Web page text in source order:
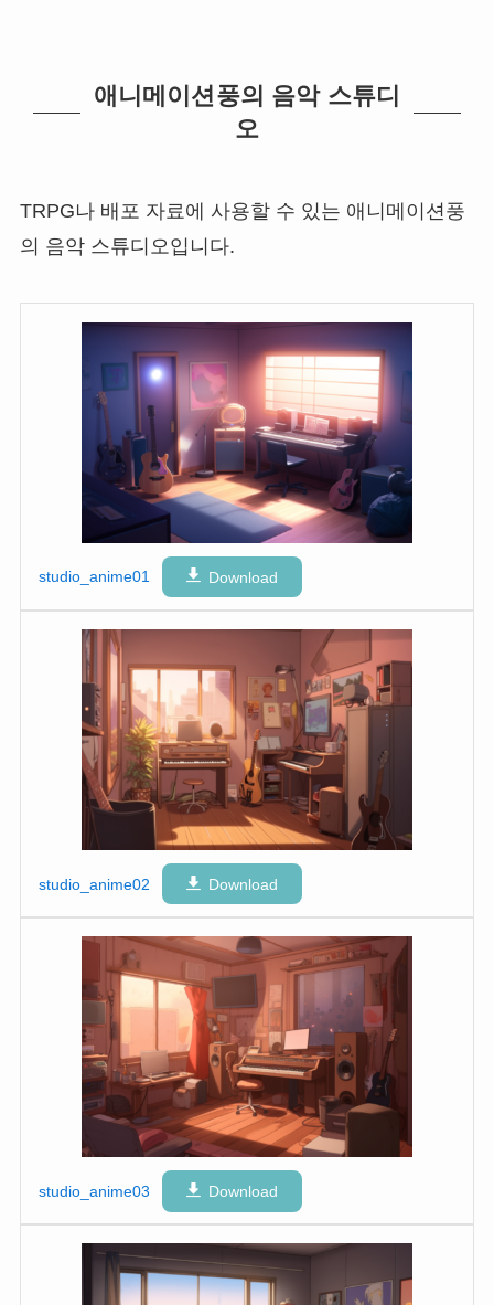
애니메이션풍의 음악 스튜디
오
TRPG나 배포 자료에 사용할 수 있는 애니메이션풍
의 음악 스튜디오입니다.
studio_anime01 Download
studio_anime02 Download
studio_anime03 Download